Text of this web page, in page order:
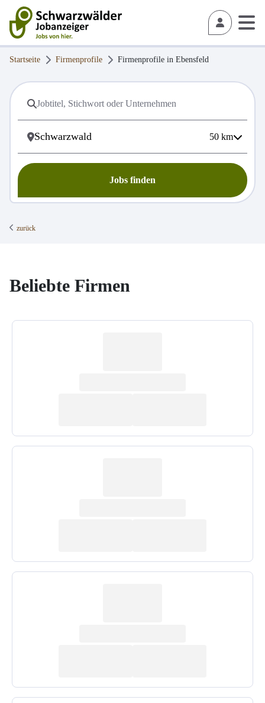
Startseite Firmenprofile Firmenprofile in Ebensfeld
50 km
Jobs finden
zurück
Beliebte Firmen